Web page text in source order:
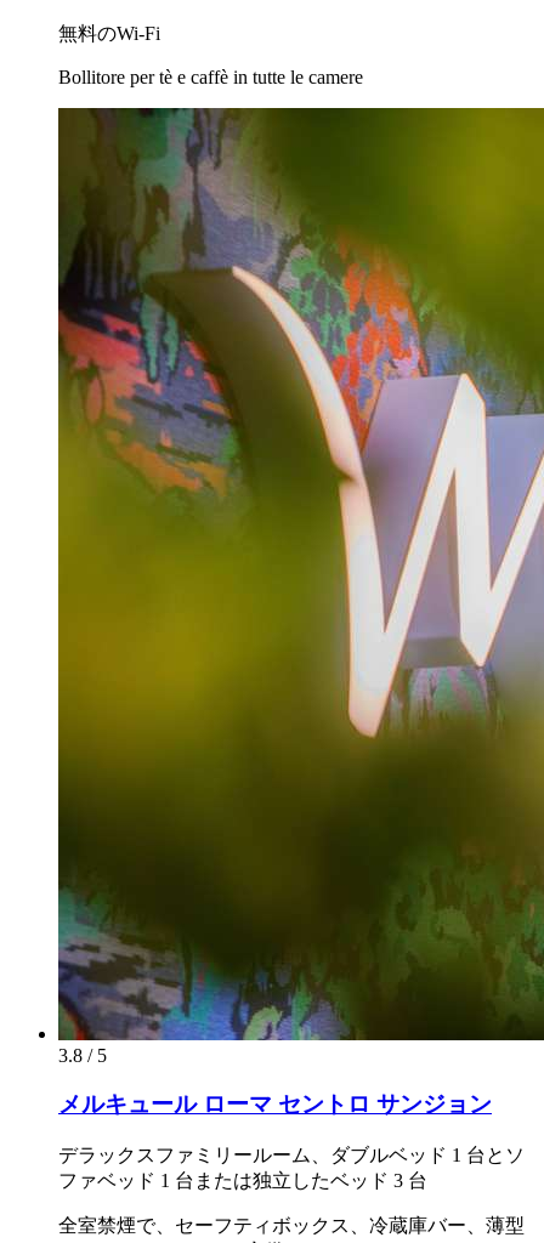
無料のWi-Fi
Bollitore per tè e caffè in tutte le camere
3.8 / 5
メルキュール ローマ セントロ サンジョン
デラックスファミリールーム、ダブルベッド 1 台とソ
ファベッド 1 台または独立したベッド 3 台
全室禁煙で、セーフティボックス、冷蔵庫バー、薄型